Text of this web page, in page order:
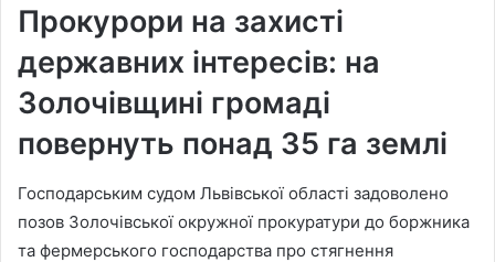
Прокурори на захисті
державних інтересів: на
Золочівщині громаді
повернуть понад 35 га землі
Господарським судом Львівської області задоволено
позов Золочівської окружної прокуратури до боржника
та фермерського господарства про стягнення